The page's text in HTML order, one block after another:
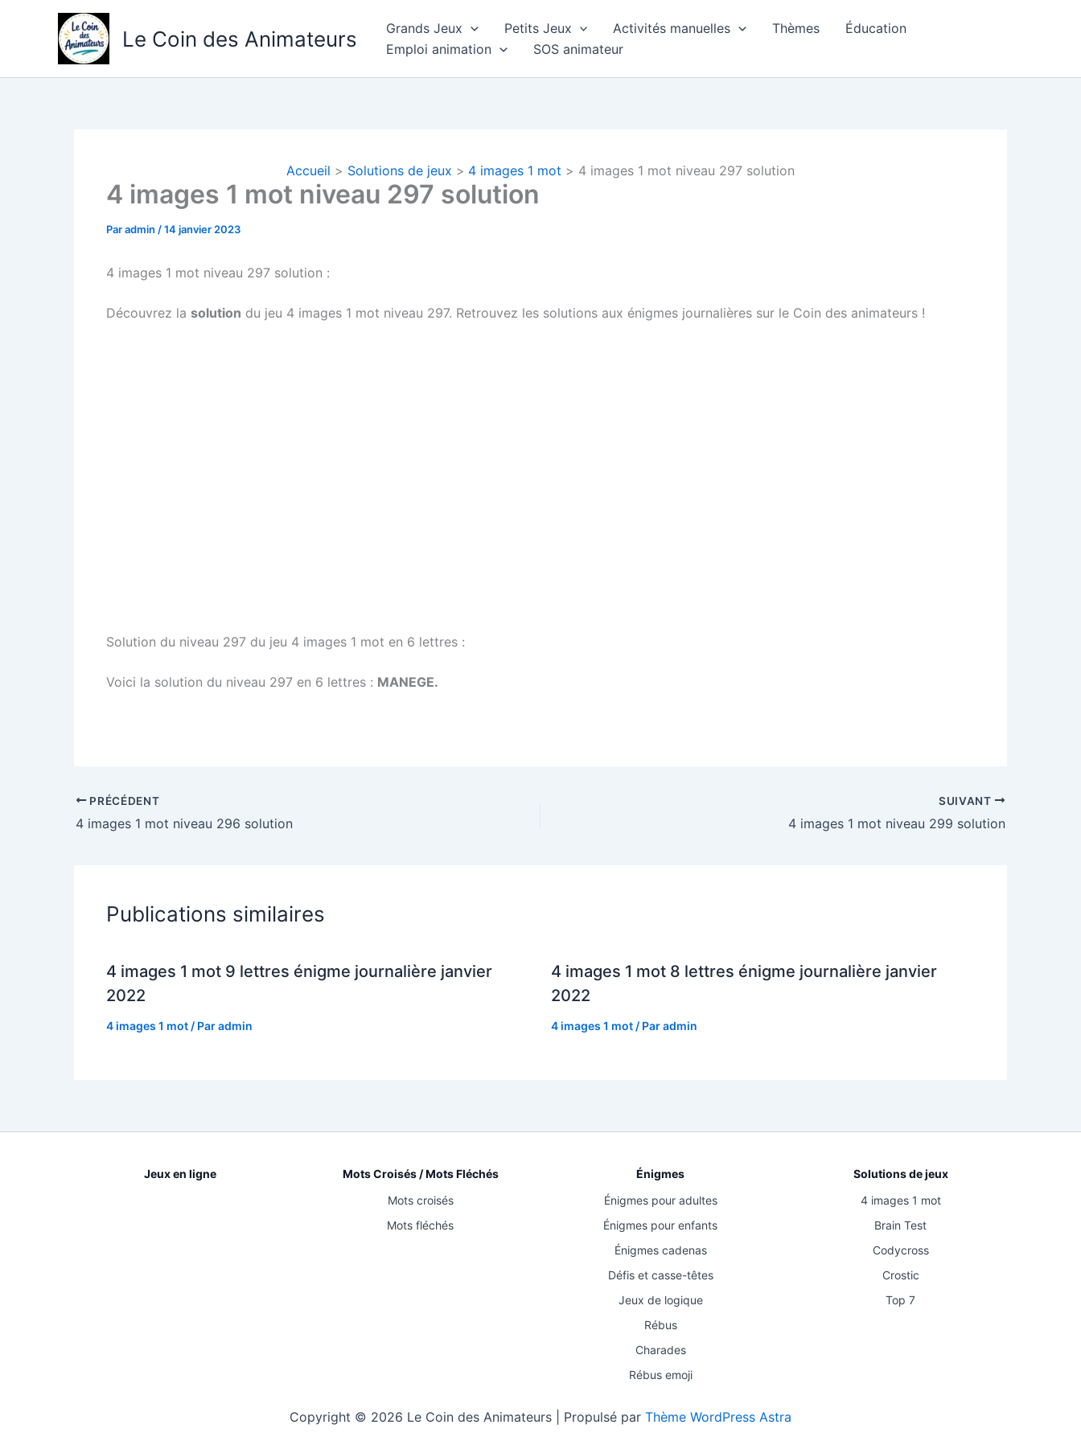
Le Coin des Animateurs Grands Jeux Petits Jeux Activités manuelles Thèmes
Éducation
Emploi animation
SOS animateur
Accueil Solutions de jeux 4 images 1 mot 4 images 1 mot niveau 297 solution
4 images 1 mot niveau 297 solution
Paradmin /14 janvier 2023
4 images 1 mot niveau 297 solution :
Découvrez la solution du jeu 4 images 1 mot niveau 297. Retrouvez les solutions aux énigmes journalières sur le Coin des animateurs !
Solution du niveau 297 du jeu 4 images 1 mot en 6 lettres :
Voici la solution du niveau 297 en 6 lettres : MANEGE.
PRÉCÉDENT
4 images 1 mot niveau 296 solution
SUIVANT
4 images 1 mot niveau 299 solution
Publications similaires
4 images 1 mot 9 lettres énigme journalière janvier
2022
4 images 1 mot / Paradmin
4 images 1 mot 8 lettres énigme journalière janvier
2022
4 images 1 mot/ Paradmin
Jeux en ligne
Mots Croisés / Mots Fléchés
Mots croisés
Mots fléchés
Énigmes
Énigmes pour adultes
Énigmes pour enfants
Énigmes cadenas
Défis et casse-têtes
Jeux de logique
Rébus
Charades
Rébus emoji
Solutions de jeux
4 images 1 mot
Brain Test
Codycross
Crostic
Top 7
Copyright © 2026 Le Coin des Animateurs | Propulsé par Thème WordPress Astra